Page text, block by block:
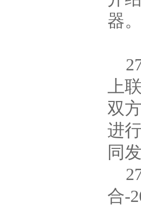
器
27
上
双
进
同
27
合-